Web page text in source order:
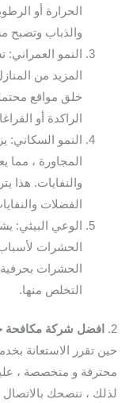
الحرارة أو
والذباب وتصبح
النمو العمراني:
المزيد من
خلق مواقع
الراكدة أو
النمو السكاني:
المجاورة ، مما
والنفايات. هذا
الفضلات
الوعي البيئي:
الحشرات
الحشرات
التخلص منها.
2.
افضل شركة
حين تقرر الاستعانة
محترفة و متخصصة ،
لذلك ، ننصحك